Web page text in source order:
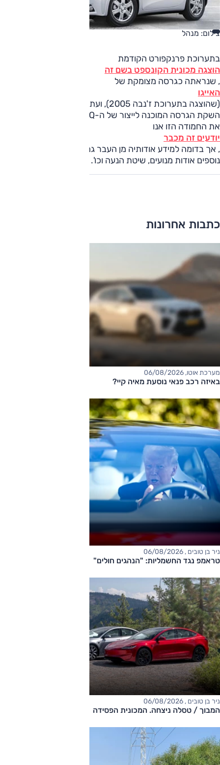
צילום: מנהל
בתערוכת פרנקפורט הקודמת
הוצגה מכונית הקונספט בשם זה
, שנראתה כגרסה מצומקת של
האייגו
(שהוצגה בתערוכת ז'נבה 2005), ועתה מדווחת טויוטה על
את החמודה הזו אנו
יודעים זה מכבר
, אך בדומה למידע אודותיה מן העבר גם הפעם לא נמסרו פרטים
נוספים אודות מנועים, שיטת הנעה וכו'.
כתבות אחרונות
מערכת אוטו, 06/08/2026
באיזה רכב פנאי נוסעת מאיה קיי?
ניר בן טובים , 06/08/2026
טראמפ נגד החשמליות: "הנהגים חולים"
ניר בן טובים , 06/08/2026
המבוך / טסלה ניצחה. המכונית הפסידה